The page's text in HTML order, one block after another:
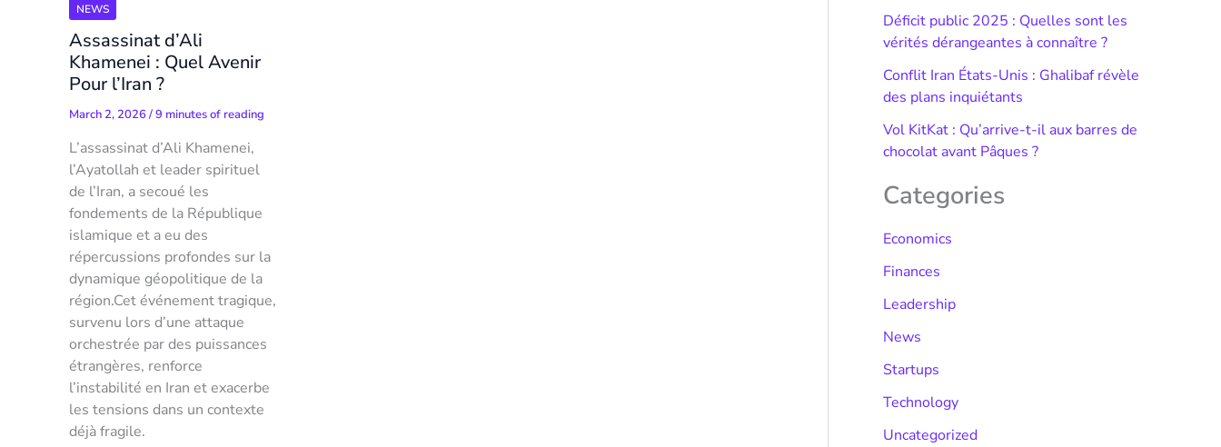
NEWS
Assassinat d’Ali
Khamenei : Quel Avenir
Pour l’Iran ?
March 2, 2026/9 minutes of reading
L’assassinat d’Ali Khamenei,
l’Ayatollah et leader spirituel
de l’Iran, a secoué les
fondements de la République
islamique et a eu des
répercussions profondes sur la
dynamique géopolitique de la
région.Cet événement tragique,
survenu lors d’une attaque
orchestrée par des puissances
étrangères, renforce
l’instabilité en Iran et exacerbe
les tensions dans un contexte
déjà fragile.
Déficit public 2025 : Quelles sont les
vérités dérangeantes à connaître ?
Conflit Iran États-Unis : Ghalibaf révèle
des plans inquiétants
Vol KitKat : Qu’arrive-t-il aux barres de
chocolat avant Pâques ?
Categories
Economics
Finances
Leadership
News
Startups
Technology
Uncategorized